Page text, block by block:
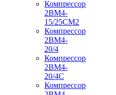
Компрессор
2ВМ4-
15/25СМ2
Компрессор
2ВМ4-
20/4
Компрессор
2ВМ4-
20/4С
Компрессор